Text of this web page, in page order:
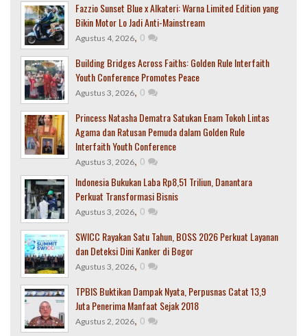
Fazzio Sunset Blue x Alkateri: Warna Limited Edition yang
Bikin Motor Lo Jadi Anti-Mainstream
Agustus 4, 2026, 0
Building Bridges Across Faiths: Golden Rule Interfaith
Youth Conference Promotes Peace
Agustus 3, 2026, 0
Princess Natasha Dematra Satukan Enam Tokoh Lintas
Agama dan Ratusan Pemuda dalam Golden Rule
Interfaith Youth Conference
Agustus 3, 2026, 0
Indonesia Bukukan Laba Rp8,51 Triliun, Danantara
Perkuat Transformasi Bisnis
Agustus 3, 2026, 0
SWICC Rayakan Satu Tahun, BOSS 2026 Perkuat Layanan
dan Deteksi Dini Kanker di Bogor
Agustus 3, 2026, 0
TPBIS Buktikan Dampak Nyata, Perpusnas Catat 13,9
Juta Penerima Manfaat Sejak 2018
Agustus 2, 2026, 0